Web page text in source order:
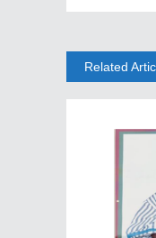
Related